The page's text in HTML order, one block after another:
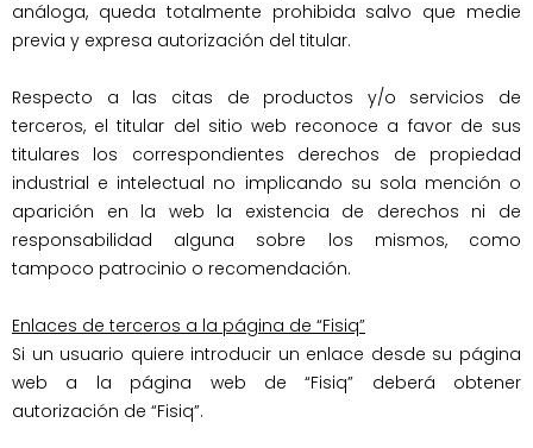
análoga, queda totalmente prohibida salvo que medie
previa y expresa autorización del titular.
Respecto a las citas de productos y/o servicios de
terceros, el titular del sitio web reconoce a favor de sus
titulares los correspondientes derechos de propiedad
industrial e intelectual no implicando su sola mención o
aparición en la web la existencia de derechos ni de
responsabilidad alguna sobre los mismos, como
Enlaces de terceros a la página de “Fisiq”
Si un usuario quiere introducir un enlace desde su página
web a la página web de “Fisiq” deberá obtener